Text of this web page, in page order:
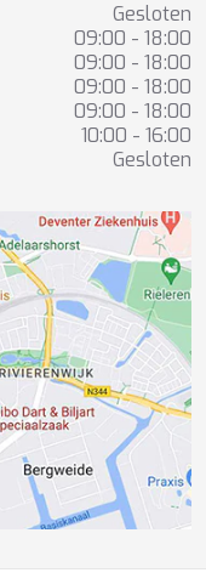
Gesloten
09:00 - 18:00
09:00 - 18:00
09:00 - 18:00
09:00 - 18:00
10:00 - 16:00
Gesloten